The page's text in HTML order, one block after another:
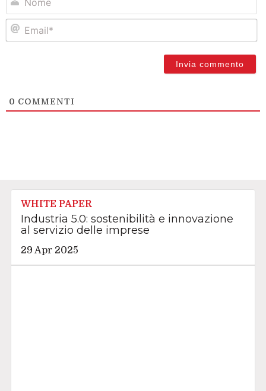
0 COMMENTI
WHITE PAPER
Industria 5.0: sostenibilità e innovazione
al servizio delle imprese
29 Apr 2025